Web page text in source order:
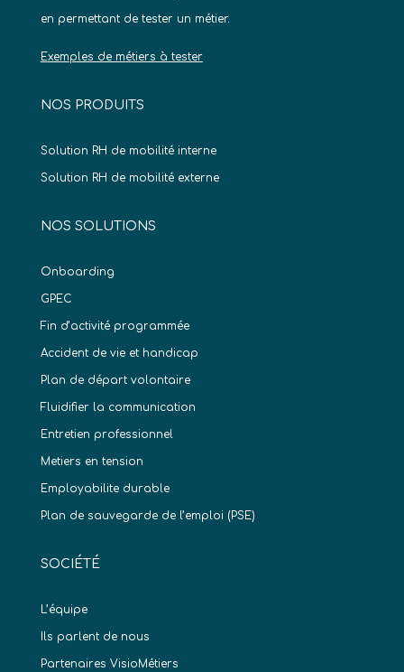
en permettant de tester un métier.
Exemples de métiers à tester
NOS PRODUITS
Solution RH de mobilité interne
Solution RH de mobilité externe
NOS SOLUTIONS
Onboarding
GPEC
Fin d’activité programmée
Accident de vie et handicap
Plan de départ volontaire
Fluidifier la communication
Entretien professionnel
Metiers en tension
Employabilite durable
Plan de sauvegarde de l’emploi (PSE)
SOCIÉTÉ
L’équipe
Ils parlent de nous
Partenaires VisioMétiers